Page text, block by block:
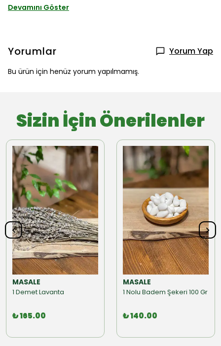
Devamını Göster
Yorumlar Yorum Yap
Bu ürün için henüz yorum yapılmamış.
Sizin İçin Önerilenler
MASALE
1 Demet Lavanta
₺ 165.00
MASALE
1 Nolu Badem Şekeri 100 Gr
₺ 140.00